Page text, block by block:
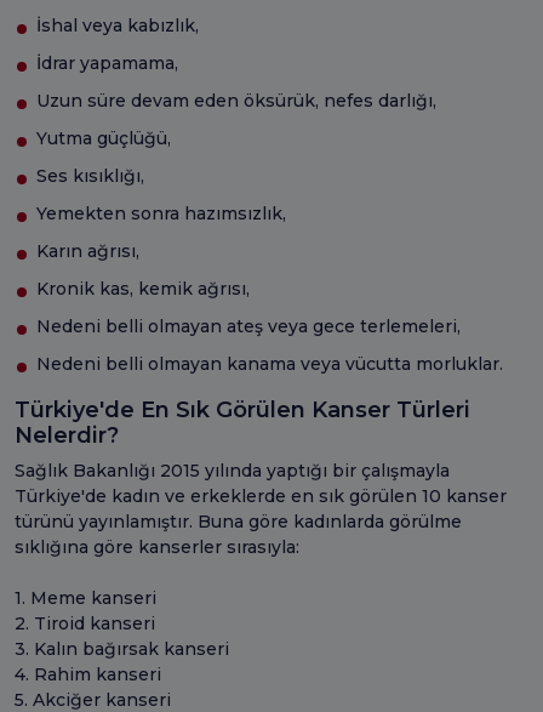
İshal veya kabızlık,
İdrar yapamama,
Uzun süre devam eden öksürük, nefes darlığı,
Yutma güçlüğü,
Ses kısıklığı,
Yemekten sonra hazımsızlık,
Karın ağrısı,
Kronik kas, kemik ağrısı,
Nedeni belli olmayan ateş veya gece terlemeleri,
Nedeni belli olmayan kanama veya vücutta morluklar.
Türkiye'de En Sık Görülen Kanser Türleri
Nelerdir?
Sağlık Bakanlığı 2015 yılında yaptığı bir çalışmayla
Türkiye'de kadın ve erkeklerde en sık görülen 10 kanser
türünü yayınlamıştır. Buna göre kadınlarda görülme
sıklığına göre kanserler sırasıyla:
1. Meme kanseri
2. Tiroid kanseri
3. Kalın bağırsak kanseri
4. Rahim kanseri
5. Akciğer kanseri